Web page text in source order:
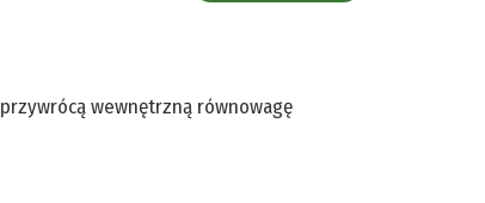
wewnętrzną równowagę